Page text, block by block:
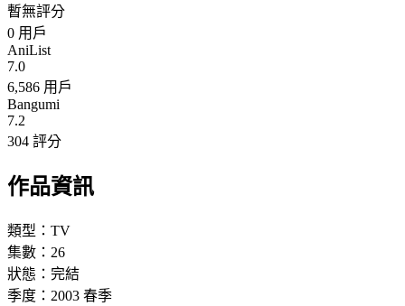
暫無評分
0 用戶
AniList
7.0
6,586 用戶
Bangumi
7.2
304 評分
作品資訊
類型： TV
集數： 26
狀態： 完結
季度： 2003 春季